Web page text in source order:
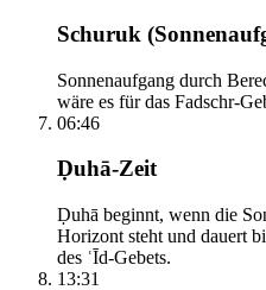
Schuruk
Sonnenaufgang durch
wäre es für das Fadschr-
06:46
Ḍuhā-Zeit
Ḍuhā beginnt, wenn die
Horizont steht und dauert
des ʿĪd-Gebets.
13:31